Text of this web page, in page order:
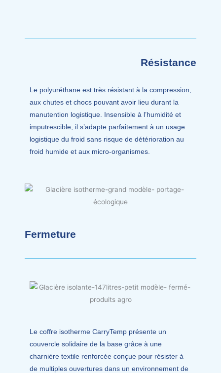
Résistance
Le polyuréthane est très résistant à la compression,
aux chutes et chocs pouvant avoir lieu durant la
manutention logistique. Insensible à l’humidité et
imputrescible, il s’adapte parfaitement à un usage
logistique du froid sans risque de détérioration au
froid humide et aux micro-organismes.
Fermeture
Le coffre isotherme CarryTemp présente un
couvercle solidaire de la base grâce à une
charnière textile renforcée conçue pour résister à
de multiples ouvertures dans un environnement de